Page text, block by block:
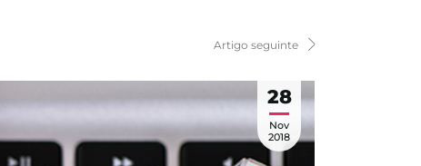
Artigo seguinte
28
Nov
2018